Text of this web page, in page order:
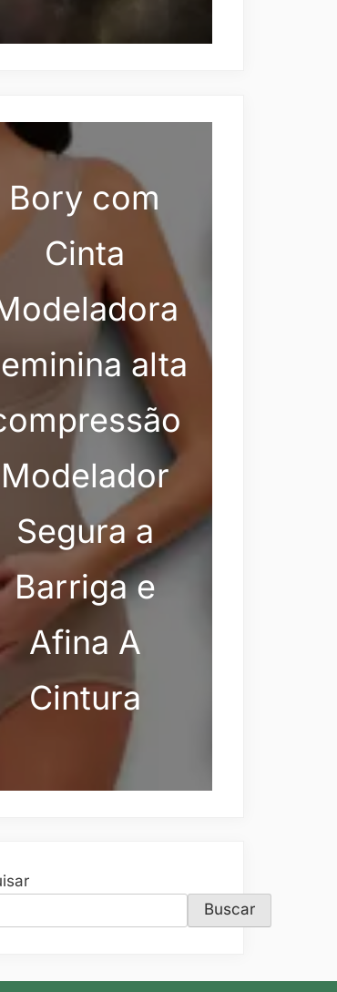
Bory com
Cinta
alta
Modelador
Segura a
Barriga e
Afina A
Cintura
Buscar